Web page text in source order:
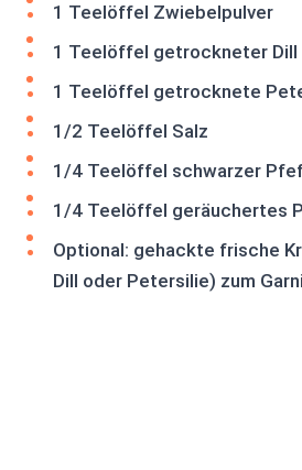
1 Teelöffel Zwiebelpulver
1 Teelöffel getrockneter Dill
1 Teelöffel getrocknete
1/2 Teelöffel Salz
1/4 Teelöffel schwarzer
1/4 Teelöffel geräuchertes
Optional: gehackte frische
Dill oder Petersilie) zum